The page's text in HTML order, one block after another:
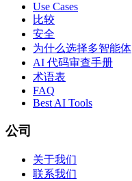
Use Cases
比较
安全
为什么选择多智能体
AI 代码审查手册
术语表
FAQ
Best AI Tools
公司
关于我们
联系我们